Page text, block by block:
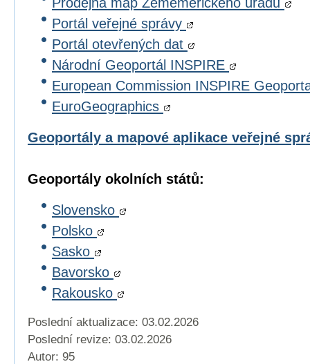
Portál veřejné správy
Portál otevřených dat
Národní Geoportál INSPIRE
European Commission INSPIRE
EuroGeographics
Geoportály a mapové aplikace veřejné
Geoportály okolních států:
Slovensko
Polsko
Sasko
Bavorsko
Rakousko
Poslední aktualizace: 03.02.2026
Poslední revize: 03.02.2026
Autor: 95